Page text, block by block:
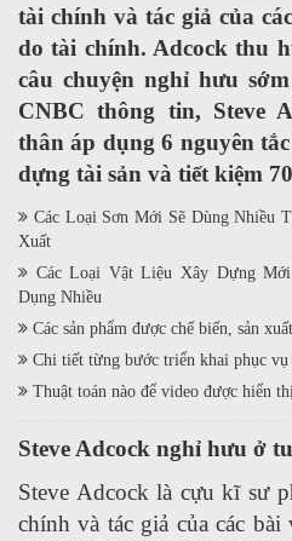
tài chính và tác giả của
do tài chính. Adcock thu
câu chuyện nghỉ hưu
CNBC thông tin, Steve
thân áp dụng 6 nguyên
dựng tài sản và tiết kiệm
Các Loại Sơn Mới Sẽ Dùng Nhiều
Xuất
Các Loại Vật Liệu Xây Dựng
Dụng Nhiều
Các sản phẩm được chế biến, sản
Chi tiết từng bước triển khai phục
Thuật toán nào để video được hiển
Steve Adcock nghỉ hưu ở
Steve Adcock là cựu kĩ sư
chính và tác giả của các